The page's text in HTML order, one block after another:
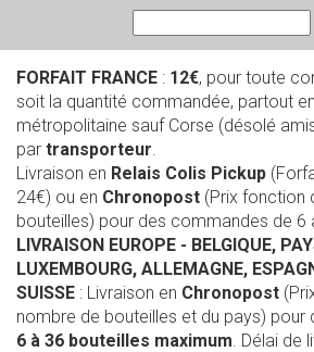
FORFAIT FRANCE : 12€, pour toute
soit la quantité commandée, partout
métropolitaine sauf Corse (désolé
par transporteur.
Livraison en Relais Colis Pickup
24€) ou en Chronopost (Prix fonction
bouteilles) pour des commandes de 6
LIVRAISON EUROPE - BELGIQUE,
LUXEMBOURG, ALLEMAGNE,
SUISSE : Livraison en Chronopost
nombre de bouteilles et du pays)
6 à 36 bouteilles maximum. Délai de